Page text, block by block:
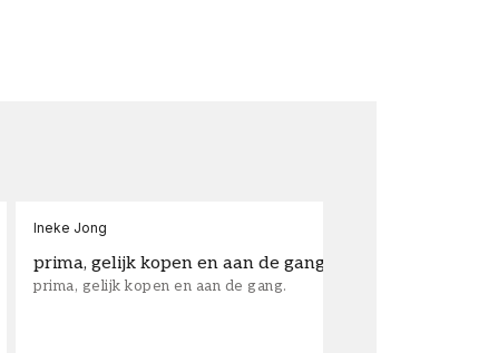
Ineke Jong
prima, gelijk kopen en aan de gang.
prima, gelijk kopen en aan de gang.